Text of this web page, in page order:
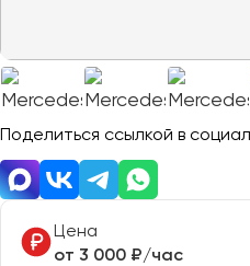
Поделиться ссылкой в
Цена
от 3 000 ₽/час
Владикавказ
Владимир
Волгоград
Волжский
Вологда
Нажимая на кнопку, вы